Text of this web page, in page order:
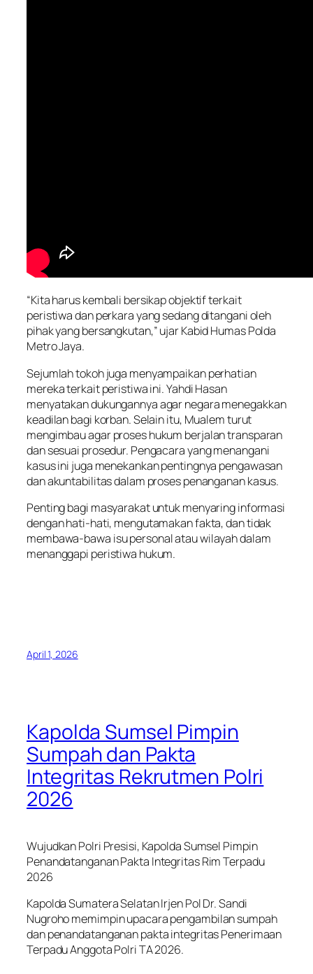
“Kita harus kembali bersikap objektif terkait
peristiwa dan perkara yang sedang ditangani oleh
pihak yang bersangkutan,” ujar Kabid Humas Polda
Metro Jaya.
Sejumlah tokoh juga menyampaikan perhatian
mereka terkait peristiwa ini. Yahdi Hasan
menyatakan dukungannya agar negara menegakkan
keadilan bagi korban. Selain itu, Mualem turut
mengimbau agar proses hukum berjalan transparan
dan sesuai prosedur. Pengacara yang menangani
kasus ini juga menekankan pentingnya pengawasan
dan akuntabilitas dalam proses penanganan kasus.
Penting bagi masyarakat untuk menyaring informasi
dengan hati-hati, mengutamakan fakta, dan tidak
membawa-bawa isu personal atau wilayah dalam
menanggapi peristiwa hukum.
April 1, 2026
Kapolda Sumsel Pimpin
Sumpah dan Pakta
Integritas Rekrutmen Polri
2026
Wujudkan Polri Presisi, Kapolda Sumsel Pimpin
Penandatanganan Pakta Integritas Rim Terpadu
2026
Kapolda Sumatera Selatan Irjen Pol Dr. Sandi
Nugroho memimpin upacara pengambilan sumpah
dan penandatanganan pakta integritas Penerimaan
Terpadu Anggota Polri TA 2026.